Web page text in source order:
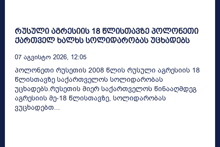
რუსული აგრესიის 18 წლისთავზე პოლონეთი
ქართველ ხალხს სოლიდარობას უცხადებს
07 Აგვისტო 2026, 12:05
პოლონეთი რუსეთის 2008 წლის რუსული აგრესიის 18
წლისთავზე საქართველოს სოლიდარობას
უცხადებს.რუსეთის მიერ საქართველოს წინააღმდეგ
აგრესიის მე-18 წლისთავზე, სოლიდარობას
ვუცხადებთ...